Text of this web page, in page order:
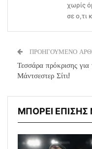
χωρίς
σε ο,τι
ΠΡΟΗΓΟΥΜΕΝΟ
Τεσσάρα πρόκρισης για
Μάντσεστερ Σίτι!
ΜΠΟΡΕΙ ΕΠΙΣΗΣ